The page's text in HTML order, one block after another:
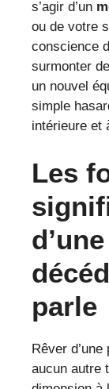
s’agir d’un
ou de votre
conscience
surmonter
un nouvel
simple
intérieure et
Les
parle
Rêver
aucun autre